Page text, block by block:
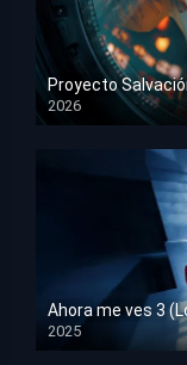
Proyecto
2026
HD 1080p
Ahora me ves 3
2025
HD 1080p